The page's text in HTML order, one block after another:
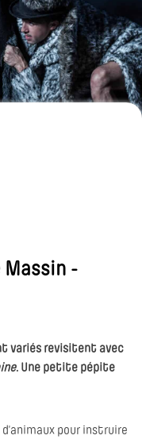
Massin -
variés revisitent avec
. Une petite pépite
pour instruire